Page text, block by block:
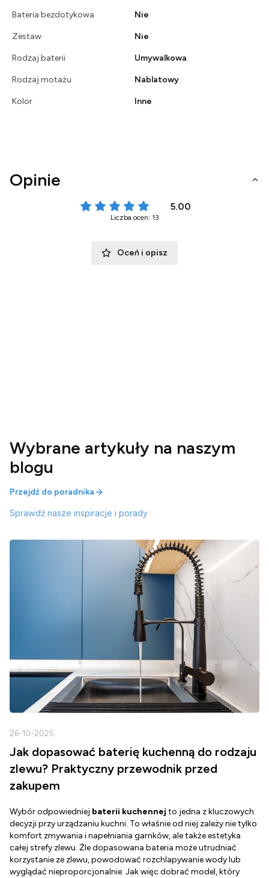
Bateria bezdotykowa Nie
Zestaw Nie
Rodzaj baterii Umywalkowa
Rodzaj motażu Nablatowy
Kolor Inne
Opinie
5.00
Liczba ocen: 13
Oceń i opisz
Wybrane artykuły na naszym
blogu
Przejdź do poradnika
Sprawdź nasze inspiracje i porady
26-10-2025
Jak dopasować baterię kuchenną do rodzaju
zlewu? Praktyczny przewodnik przed
zakupem
Wybór odpowiedniej baterii kuchennej to jedna z kluczowych
decyzji przy urządzaniu kuchni. To właśnie od niej zależy nie tylko
komfort zmywania i napełniania garnków, ale także estetyka
całej strefy zlewu. Źle dopasowana bateria może utrudniać
korzystanie ze zlewu, powodować rozchlapywanie wody lub
wyglądać nieproporcjonalnie. Jak więc dobrać model, który